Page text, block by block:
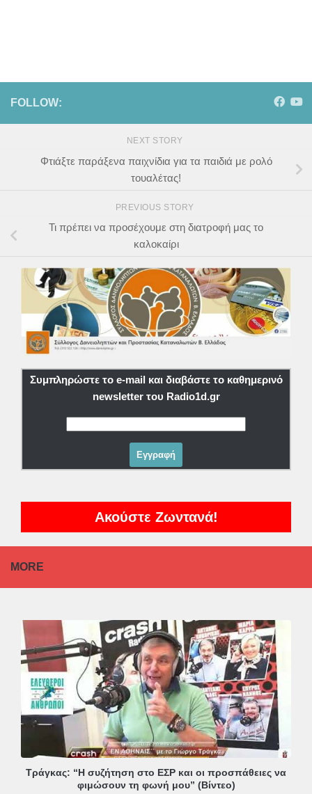
FOLLOW:
NEXT STORY
Φτιάξτε παράξενα παιχνίδια για τα παιδιά με ρολό
τουαλέτας!
PREVIOUS STORY
Τι πρέπει να προσέχουμε στη διατροφή μας το
καλοκαίρι
Συμπληρώστε το e-mail και διαβάστε το καθημερινό
newsletter του Radio1d.gr
Ακούστε Ζωντανά!
MORE
Τράγκας: “Η συζήτηση στο ΕΣΡ και οι προσπάθειες να
φιμώσουν τη φωνή μου” (Βίντεο)